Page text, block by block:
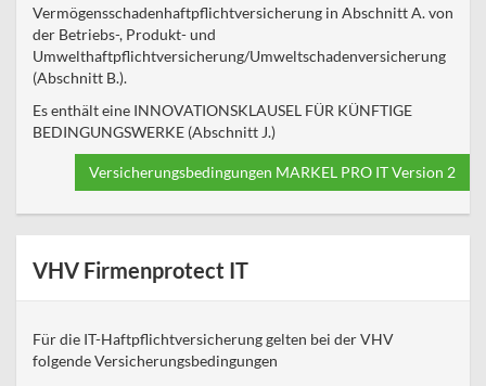
Vermögensschadenhaftpflichtversicherung in Abschnitt A. von
der Betriebs-, Produkt- und
Umwelthaftpflichtversicherung/Umweltschadenversicherung
(Abschnitt B.).
Es enthält eine INNOVATIONSKLAUSEL FÜR KÜNFTIGE
BEDINGUNGSWERKE (Abschnitt J.)
Versicherungsbedingungen MARKEL PRO IT Version 2
VHV Firmenprotect IT
Für die IT-Haftpflichtversicherung gelten bei der VHV
folgende Versicherungsbedingungen